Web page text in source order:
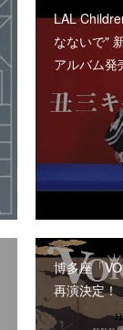
LAL
なないで"
アルバム発
博多座「
再演決定！